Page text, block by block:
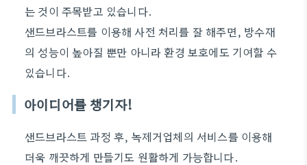
는 것이 주목받고 있습니다.
샌드브라스트를 이용해 사전 처리를 잘 해주면, 방수재
의 성능이 높아질 뿐만 아니라 환경 보호에도 기여할 수
있습니다.
아이디어를 챙기자!
샌드브라스트 과정 후, 녹제거업체의 서비스를 이용해
더욱 깨끗하게 만들기도 원활하게 가능합니다.